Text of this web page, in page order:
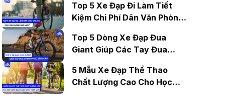
Top 5 Xe Đạp Đi Làm Tiết
Kiệm Chi Phí Dân Văn Phòng
Top 5 Dòng Xe Đạp Đua
Giant Giúp Các Tay Đua
5 Mẫu Xe Đạp Thể Thao
Chất Lượng Cao Cho Học